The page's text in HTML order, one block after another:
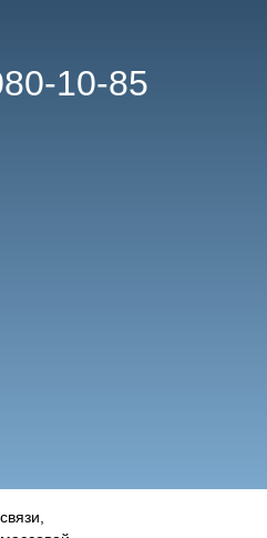
10-85